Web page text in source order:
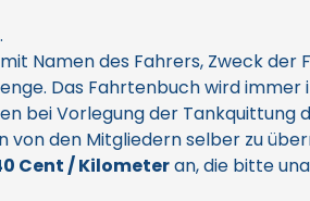
Namen des Fahrers, Zweck der
Das Fahrtenbuch wird immer
bei Vorlegung der Tankquittung
den Mitgliedern selber zu
Cent / Kilometeran, die bitte